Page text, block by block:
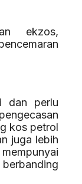
ekzos,
dan perlu
kos petrol
juga lebih